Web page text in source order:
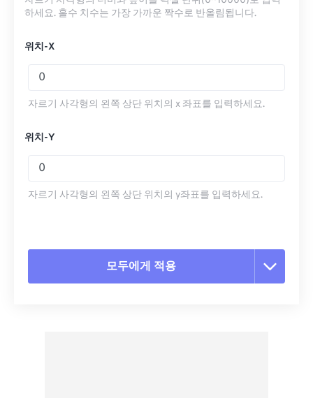
하세요. 홀수 치수는 가장 가까운 짝수로 반올림됩니다.
위치-X
자르기 사각형의 왼쪽 상단 위치의 x 좌표를 입력하세요.
위치-Y
자르기 사각형의 왼쪽 상단 위치의 y좌표를 입력하세요.
모두에게 적용